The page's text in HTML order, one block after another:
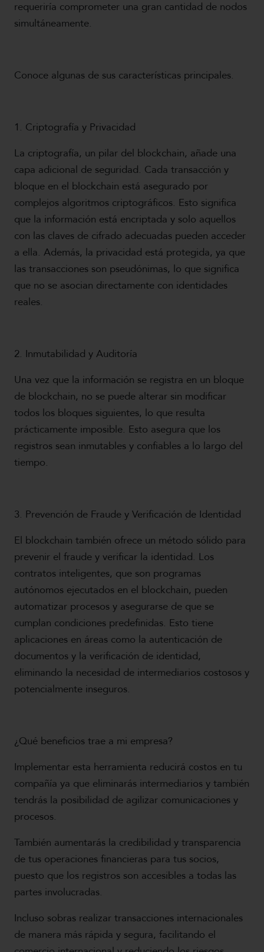
requeriría comprometer una gran cantidad de nodos
simultáneamente.
Conoce algunas de sus características principales.
1. Criptografía y Privacidad
La criptografía, un pilar del blockchain, añade una
capa adicional de seguridad. Cada transacción y
bloque en el blockchain está asegurado por
complejos algoritmos criptográficos. Esto significa
que la información está encriptada y solo aquellos
con las claves de cifrado adecuadas pueden acceder
a ella. Además, la privacidad está protegida, ya que
las transacciones son pseudónimas, lo que significa
que no se asocian directamente con identidades
reales.
2. Inmutabilidad y Auditoría
Una vez que la información se registra en un bloque
de blockchain, no se puede alterar sin modificar
todos los bloques siguientes, lo que resulta
prácticamente imposible. Esto asegura que los
registros sean inmutables y confiables a lo largo del
tiempo.
3. Prevención de Fraude y Verificación de Identidad
El blockchain también ofrece un método sólido para
prevenir el fraude y verificar la identidad. Los
contratos inteligentes, que son programas
autónomos ejecutados en el blockchain, pueden
automatizar procesos y asegurarse de que se
cumplan condiciones predefinidas. Esto tiene
aplicaciones en áreas como la autenticación de
documentos y la verificación de identidad,
eliminando la necesidad de intermediarios costosos y
potencialmente inseguros.
¿Qué beneficios trae a mi empresa?
Implementar esta herramienta reducirá costos en tu
compañía ya que eliminarás intermediarios y también
tendrás la posibilidad de agilizar comunicaciones y
procesos.
También aumentarás la credibilidad y transparencia
de tus operaciones financieras para tus socios,
puesto que los registros son accesibles a todas las
partes involucradas.
Incluso sobras realizar transacciones internacionales
de manera más rápida y segura, facilitando el